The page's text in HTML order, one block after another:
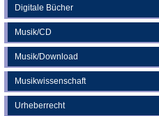
Digitale Bücher
Musik/CD
Musik/Download
Musikwissenschaft
Urheberrecht